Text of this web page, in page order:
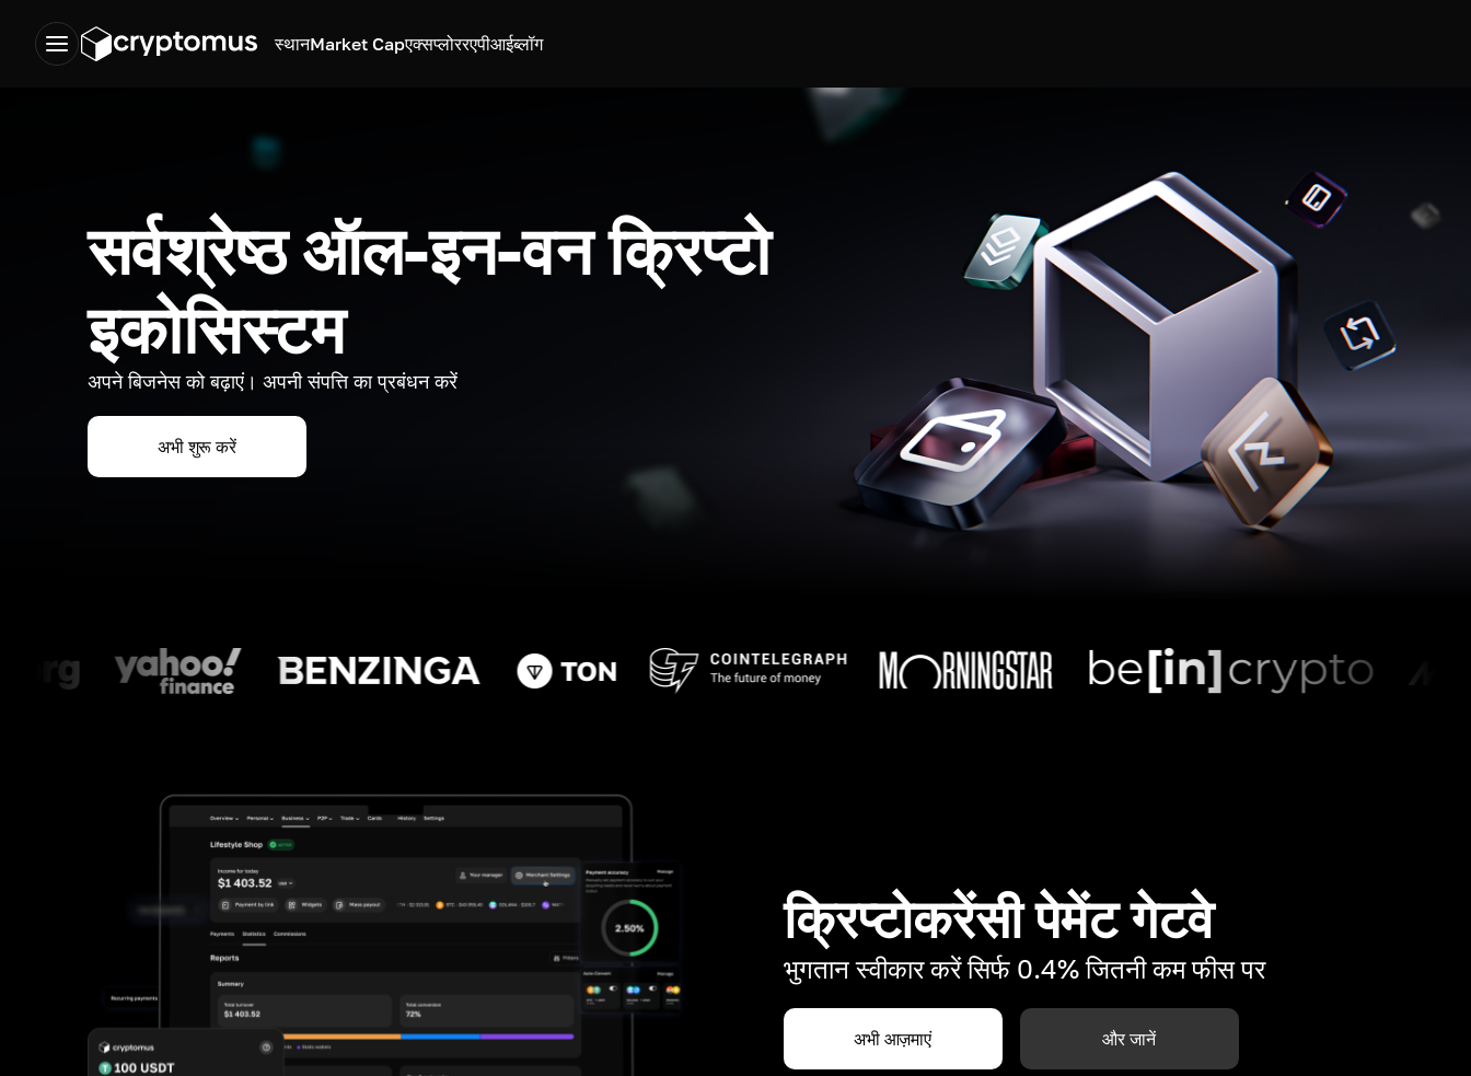
स्थानMarket Capएक्सप्लोररएपीआईब्लॉग
सर्वश्रेष्ठ ऑल-इन-वन क्रिप्टो
इकोसिस्टम
अपने बिजनेस को बढ़ाएं। अपनी संपत्ति का प्रबंधन करें
अभी शुरू करें
क्रिप्टोकरेंसी पेमेंट गेटवे
भुगतान स्वीकार करें सिर्फ 0.4% जितनी कम फीस पर
अभी आज़माएं और जानें